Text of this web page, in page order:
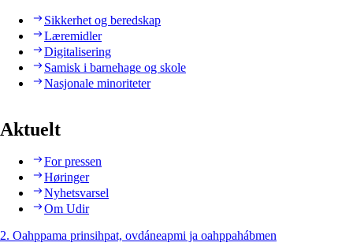
Sikkerhet og beredskap
Læremidler
Digitalisering
Samisk i barnehage og skole
Nasjonale minoriteter
Aktuelt
For pressen
Høringer
Nyhetsvarsel
Om Udir
2. Oahppama prinsihpat, ovdáneapmi ja oahppahábmen